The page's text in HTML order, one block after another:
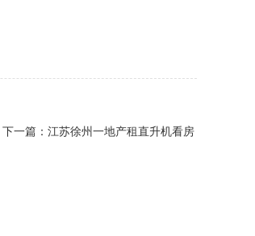
下一篇： 江苏徐州一地产租直升机看房